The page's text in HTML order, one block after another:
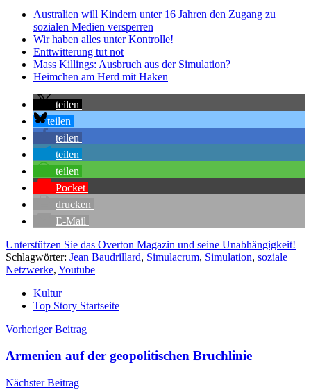
Australien will Kindern unter 16 Jahren den Zugang zu
sozialen Medien versperren
Wir haben alles unter Kontrolle!
Enttwitterung tut not
Mass Killings: Ausbruch aus der Simulation?
Heimchen am Herd mit Haken
teilen
teilen
teilen
teilen
teilen
Pocket
drucken
E-Mail
Unterstützen Sie das Overton Magazin und seine Unabhängigkeit!
Schlagwörter: Jean Baudrillard, Simulacrum, Simulation, soziale
Netzwerke, Youtube
Kultur
Top Story Startseite
Beitragsnavigation
Vorheriger Beitrag
Armenien auf der geopolitischen Bruchlinie
Nächster Beitrag